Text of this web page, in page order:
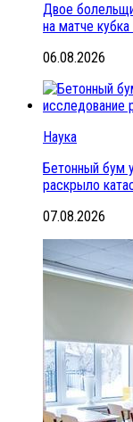
Двое
на матче
06.08.2026
Наука
Бетонный бум
раскрыло
07.08.2026